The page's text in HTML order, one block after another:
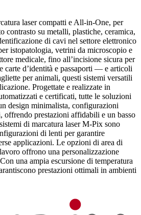
laser compatti e All-in-One, per
contrasto su metalli, plastiche, ceramica,
di cavi nel settore elettronico
istopatologia, vetrini da microscopio e
medicale, fino all’incisione sicura per
d’identità e passaporti — e articoli
per animali, questi sistemi versatili
Progettate e realizzate in
e certificati, tutte le soluzioni
design minimalista, configurazioni
prestazioni affidabili e un basso
di marcatura laser M-Pix sono
di lenti per garantire
applicazioni. Le opzioni di area di
offrono una personalizzazione
una ampia escursione di temperatura
prestazioni ottimali in ambienti